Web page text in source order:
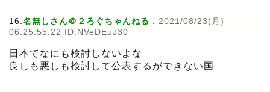
16:名無しさん＠２ろぐちゃんねる : 2021/08/23(月)
06:25:55.22 ID:NVeDEuJ30
日本てなにも検討しないよな
良しも悪しも検討して公表するができない国